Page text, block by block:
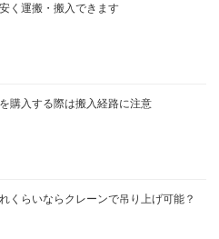
く運搬・搬入できます
購入する際は搬入経路に注意
くらいならクレーンで吊り上げ可能？